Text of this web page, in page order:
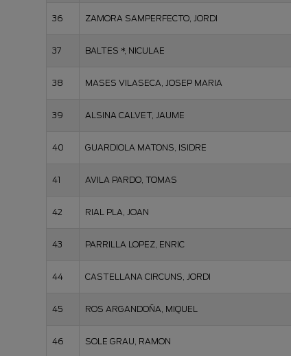
36 ZAMORA SAMPERFECTO, JORDI
37 BALTES *, NICULAE
38 MASES VILASECA, JOSEP MARIA
39 ALSINA CALVET, JAUME
40 GUARDIOLA MATONS, ISIDRE
41 AVILA PARDO, TOMAS
42 RIAL PLA, JOAN
43 PARRILLA LOPEZ, ENRIC
44 CASTELLANA CIRCUNS, JORDI
45 ROS ARGANDOÑA, MIQUEL
46 SOLE GRAU, RAMON